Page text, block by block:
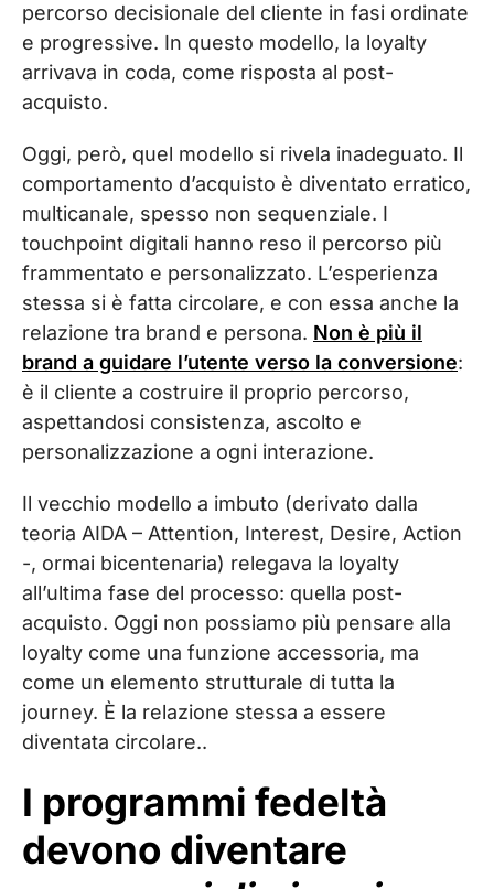
percorso decisionale del cliente in fasi ordinate
e progressive. In questo modello, la loyalty
arrivava in coda, come risposta al post-
acquisto.
Oggi, però, quel modello si rivela inadeguato. Il
comportamento d’acquisto è diventato erratico,
multicanale, spesso non sequenziale. I
touchpoint digitali hanno reso il percorso più
frammentato e personalizzato. L’esperienza
stessa si è fatta circolare, e con essa anche la
relazione tra brand e persona. Non è più il
brand a guidare l’utente verso la conversione:
è il cliente a costruire il proprio percorso,
aspettandosi consistenza, ascolto e
personalizzazione a ogni interazione.
Il vecchio modello a imbuto (derivato dalla
teoria AIDA – Attention, Interest, Desire, Action
-, ormai bicentenaria) relegava la loyalty
all’ultima fase del processo: quella post-
acquisto. Oggi non possiamo più pensare alla
loyalty come una funzione accessoria, ma
come un elemento strutturale di tutta la
journey. È la relazione stessa a essere
diventata circolare..
I programmi fedeltà
devono diventare